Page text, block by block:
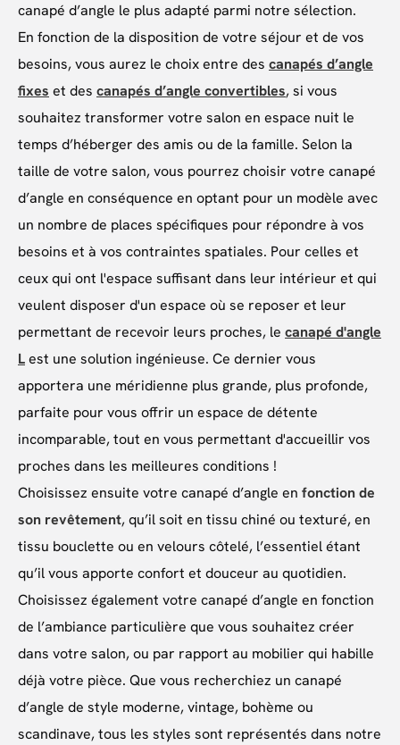
canapé d’angle le plus adapté parmi notre sélection.
En fonction de la disposition de votre séjour et de vos
besoins, vous aurez le choix entre des canapés d’angle
fixes et des canapés d’angle convertibles, si vous
souhaitez transformer votre salon en espace nuit le
temps d’héberger des amis ou de la famille. Selon la
taille de votre salon, vous pourrez choisir votre canapé
d’angle en conséquence en optant pour un modèle avec
un nombre de places spécifiques pour répondre à vos
besoins et à vos contraintes spatiales. Pour celles et
ceux qui ont l'espace suffisant dans leur intérieur et qui
veulent disposer d'un espace où se reposer et leur
permettant de recevoir leurs proches, le canapé d'angle
Lest une solution ingénieuse. Ce dernier vous
apportera une méridienne plus grande, plus profonde,
parfaite pour vous offrir un espace de détente
incomparable, tout en vous permettant d'accueillir vos
proches dans les meilleures conditions !
Choisissez ensuite votre canapé d’angle en fonction de
son revêtement, qu’il soit en tissu chiné ou texturé, en
tissu bouclette ou en velours côtelé, l’essentiel étant
qu’il vous apporte confort et douceur au quotidien.
Choisissez également votre canapé d’angle en fonction
de l’ambiance particulière que vous souhaitez créer
dans votre salon, ou par rapport au mobilier qui habille
déjà votre pièce. Que vous recherchiez un canapé
d’angle de style moderne, vintage, bohème ou
scandinave, tous les styles sont représentés dans notre